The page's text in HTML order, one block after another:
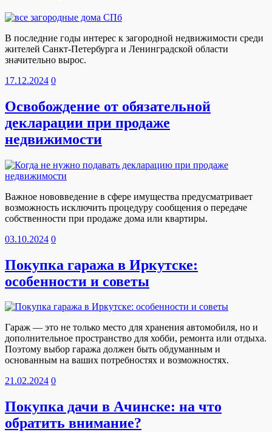
В последние годы интерес к загородной недвижимости среди
жителей Санкт-Петербурга и Ленинградской области
значительно вырос.
17.12.2024 0
Освобождение от обязательной
декларации при продаже
недвижимости
Важное нововведение в сфере имущества предусматривает
возможность исключить процедуру сообщения о передаче
собственности при продаже дома или квартиры.
03.10.2024 0
Покупка гаража в Иркутске:
особенности и советы
Гараж — это не только место для хранения автомобиля, но и
дополнительное пространство для хобби, ремонта или отдыха.
Поэтому выбор гаража должен быть обдуманным и
основанным на ваших потребностях и возможностях.
21.02.2024 0
Покупка дачи в Ачинске: на что
обратить внимание?